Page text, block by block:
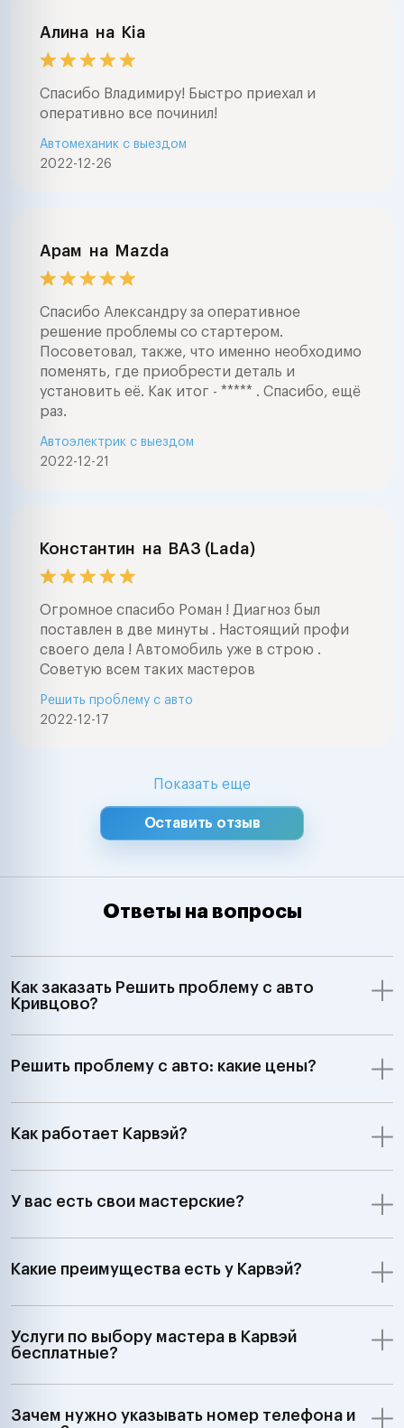
Алина на Kia
Спасибо Владимиру! Быстро приехал и
оперативно все починил!
2022-12-26
Автомеханик с выездом
Арам на Mazda
Спасибо Александру за оперативное
решение проблемы со стартером.
Посоветовал, также, что именно необходимо
поменять, где приобрести деталь и
установить её. Как итог - ***** . Спасибо, ещё
раз.
2022-12-21
Автоэлектрик с выездом
Константин на ВАЗ (Lada)
Огромное спасибо Роман ! Диагноз был
поставлен в две минуты . Настоящий профи
своего дела ! Автомобиль уже в строю .
Советую всем таких мастеров
2022-12-17
Решить проблему с авто
Показать еще
Оставить отзыв
Ответы на вопросы
Как заказать Решить проблему с авто
Кривцово?
Решить проблему с авто: какие цены?
Как работает Карвэй?
У вас есть свои мастерские?
Какие преимущества есть у Карвэй?
Услуги по выбору мастера в Карвэй
бесплатные?
Зачем нужно указывать номер телефона и